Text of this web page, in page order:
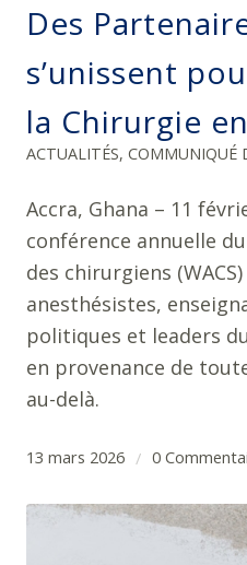
Des
s’unissent
la Chirurgie
ACTUALITÉS, COMMUNIQUÉ
Accra, Ghana – 11
conférence annuelle
des chirurgiens
anesthésistes,
politiques et leaders
en provenance de
au-delà.
13 mars 2026 / 0